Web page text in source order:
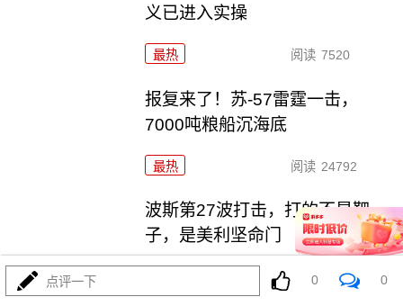
义已进入实操
最热 阅读 7520
报复来了！苏-57雷霆一击，
7000吨粮船沉海底
最热 阅读 24792
波斯第27波打击，打的不是靶
子，是美利坚命门
阅读 24200
点评一下 0 0